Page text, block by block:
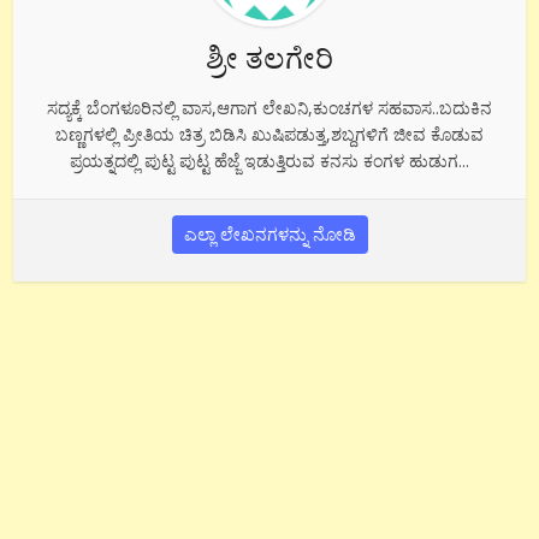
ಶ್ರೀ ತಲಗೇರಿ
ಸದ್ಯಕ್ಕೆ ಬೆಂಗಳೂರಿನಲ್ಲಿ ವಾಸ,ಆಗಾಗ ಲೇಖನಿ,ಕುಂಚಗಳ ಸಹವಾಸ..ಬದುಕಿನ
ಬಣ್ಣಗಳಲ್ಲಿ ಪ್ರೀತಿಯ ಚಿತ್ರ ಬಿಡಿಸಿ ಖುಷಿಪಡುತ್ತ,ಶಬ್ದಗಳಿಗೆ ಜೀವ ಕೊಡುವ
ಪ್ರಯತ್ನದಲ್ಲಿ ಪುಟ್ಟ ಪುಟ್ಟ ಹೆಜ್ಜೆ ಇಡುತ್ತಿರುವ ಕನಸು ಕಂಗಳ ಹುಡುಗ...
ಎಲ್ಲಾ ಲೇಖನಗಳನ್ನು ನೋಡಿ